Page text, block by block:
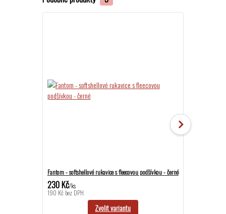
Fantom - softshellové rukavice s fleecovou podšívkou - černé
230 Kč/ks
190 Kč bez DPH
Zvolit variantu